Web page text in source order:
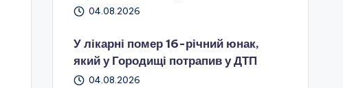
04.08.2026
У лікарні помер 16-річний юнак,
який у Городищі потрапив у ДТП
04.08.2026